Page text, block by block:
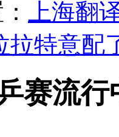
上海翻
拉特意配
赛流